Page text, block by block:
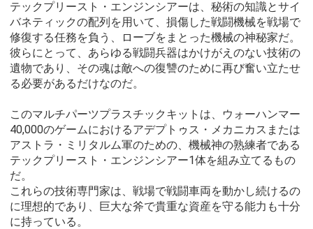
テックプリースト・エンジンシアーは、秘術の知識とサイ
バネティックの配列を用いて、損傷した戦闘機械を戦場で
修復する任務を負う、ローブをまとった機械の神秘家だ。
彼らにとって、あらゆる戦闘兵器はかけがえのない技術の
遺物であり、その魂は敵への復讐のために再び奮い立たせ
る必要があるだけなのだ。
このマルチパーツプラスチックキットは、ウォーハンマー
40,000のゲームにおけるアデプトゥス・メカニカスまたは
アストラ・ミリタルム軍のための、機械神の熟練者である
テックプリースト・エンジンシアー1体を組み立てるもの
だ。
これらの技術専門家は、戦場で戦闘車両を動かし続けるの
に理想的であり、巨大な斧で貴重な資産を守る能力も十分
に持っている。